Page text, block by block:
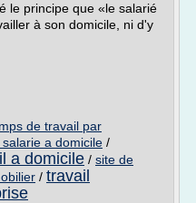
le principe que «le salarié
à son domicile, ni d'y
de travail par
a domicile /
a domicile / site de
/ travail